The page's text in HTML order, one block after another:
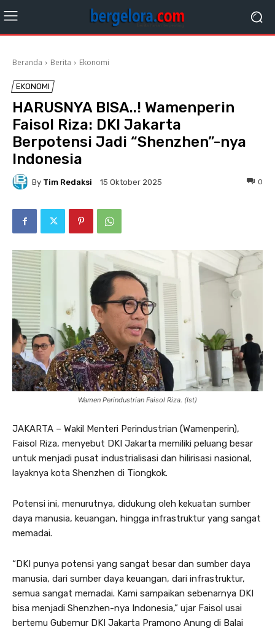
Beranda Berita Ekonomi
EKONOMI
HARUSNYA BISA..! Wamenperin
Faisol Riza: DKI Jakarta
Berpotensi Jadi “Shenzhen”-nya
Indonesia
By Tim Redaksi 15 Oktober 2025 0
Wamen Perindustrian Faisol Riza. (Ist)
JAKARTA – Wakil Menteri Perindustrian (Wamenperin),
Faisol Riza, menyebut DKI Jakarta memiliki peluang besar
untuk menjadi pusat industrialisasi dan hilirisasi nasional,
layaknya kota Shenzhen di Tiongkok.
Potensi ini, menurutnya, didukung oleh kekuatan sumber
daya manusia, keuangan, hingga infrastruktur yang sangat
memadai.
“DKI punya potensi yang sangat besar dan sumber daya
manusia, dari sumber daya keuangan, dari infrastruktur,
semua sangat memadai. Kami sampaikan sebenarnya DKI
bisa menjadi Shenzhen-nya Indonesia,” ujar Faisol usai
bertemu Gubernur DKI Jakarta Pramono Anung di Balai